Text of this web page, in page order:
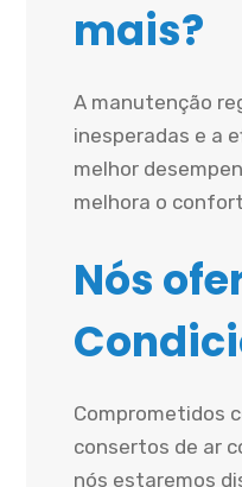
mais?
A manutenção
inesperadas e a
melhor
melhora o
Nós
Comprometidos
consertos de ar
nós estaremos